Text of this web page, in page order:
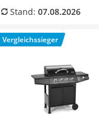
Löschdecke
Winterharte Palmen
Gasdurchlauferhitzer
empfiehlt sich eine
Deckelthermometer
im Blick zu behalten.
besonders das Modell
Eigenschaften.
Stand: 07.08.2026
Vergleichssieger